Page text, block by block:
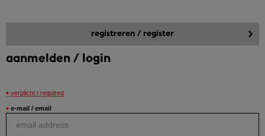
aanmelden / login
verplicht / required
e-mail / email